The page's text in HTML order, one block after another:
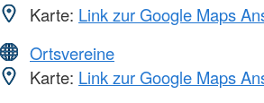
Karte: Link zur Google Maps
Ortsvereine
Karte: Link zur Google Maps